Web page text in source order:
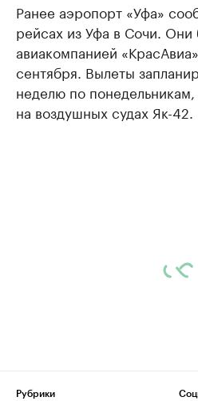
Ранее аэропорт «Уфа»
рейсах из Уфа в Сочи. Они
авиакомпанией
сентября. Вылеты
неделю по
на воздушных судах Як-42.
Рубрики